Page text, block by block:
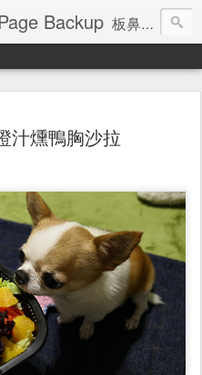
Backup 板鼻臉書備份站
汁燻鴨胸沙拉